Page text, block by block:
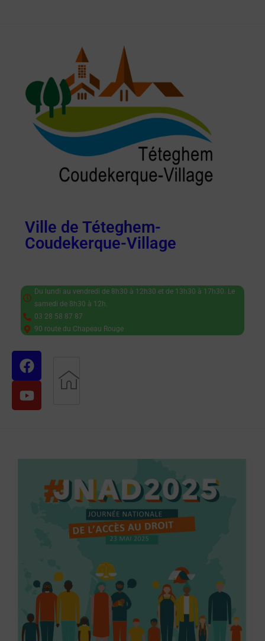
Ville de Téteghem-
Coudekerque-Village
Du lundi au vendredi de 8h30 à 12h30 et de 13h30 à 17h30. Le
samedi de 8h30 à 12h.
03 28 58 87 87
90 route du Chapeau Rouge